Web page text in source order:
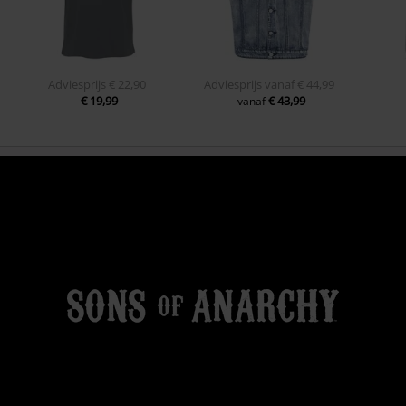
Adviesprijs
€ 22,90
€ 19,99
Adviesprijs vanaf € 44,99
vanaf€ 43,99